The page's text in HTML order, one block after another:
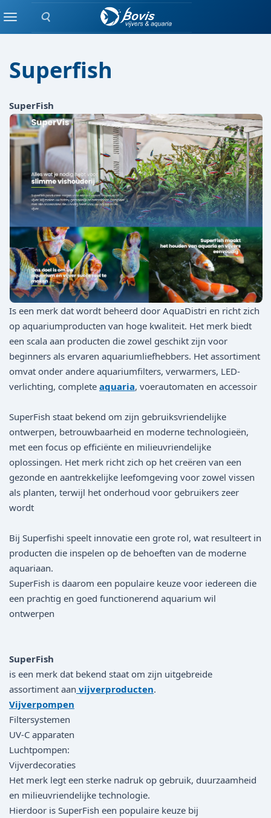
Zoeken
MenuMerken
Superfish
SuperFish
Is een merk dat wordt beheerd door AquaDistri en richt zich
op aquariumproducten van hoge kwaliteit. Het merk biedt
een scala aan producten die zowel geschikt zijn voor
beginners als ervaren aquariumliefhebbers. Het assortiment
omvat onder andere aquariumfilters, verwarmers, LED-
verlichting, complete aquaria, voerautomaten en accessoir
SuperFish staat bekend om zijn gebruiksvriendelijke
ontwerpen, betrouwbaarheid en moderne technologieën,
met een focus op efficiënte en milieuvriendelijke
oplossingen. Het merk richt zich op het creëren van een
gezonde en aantrekkelijke leefomgeving voor zowel vissen
als planten, terwijl het onderhoud voor gebruikers zeer
wordt
Bij Superfishi speelt innovatie een grote rol, wat resulteert in
producten die inspelen op de behoeften van de moderne
aquariaan.
SuperFish is daarom een ​​populaire keuze voor iedereen die
een prachtig en goed functionerend aquarium wil
ontwerpen
SuperFish
is een merk dat bekend staat om zijn uitgebreide
assortiment aan vijverproducten.
Vijverpompen
Filtersystemen
UV-C apparaten
Luchtpompen:
Vijverdecoraties
Het merk legt een sterke nadruk op gebruik, duurzaamheid
en milieuvriendelijke technologie.
Hierdoor is SuperFish een populaire keuze bij